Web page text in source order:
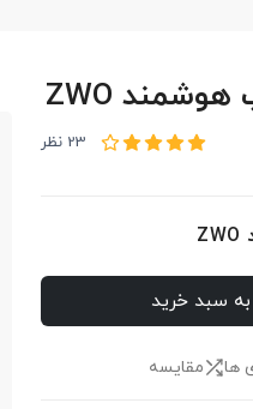
23 نظر
به سبد خرید
ها مقایسه